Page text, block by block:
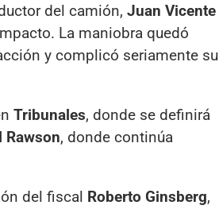
del camión, Juan Vicente
La maniobra quedó
y complicó seriamente su
Tribunales, donde se definirá
Rawson, donde continúa
del fiscal Roberto Ginsberg,